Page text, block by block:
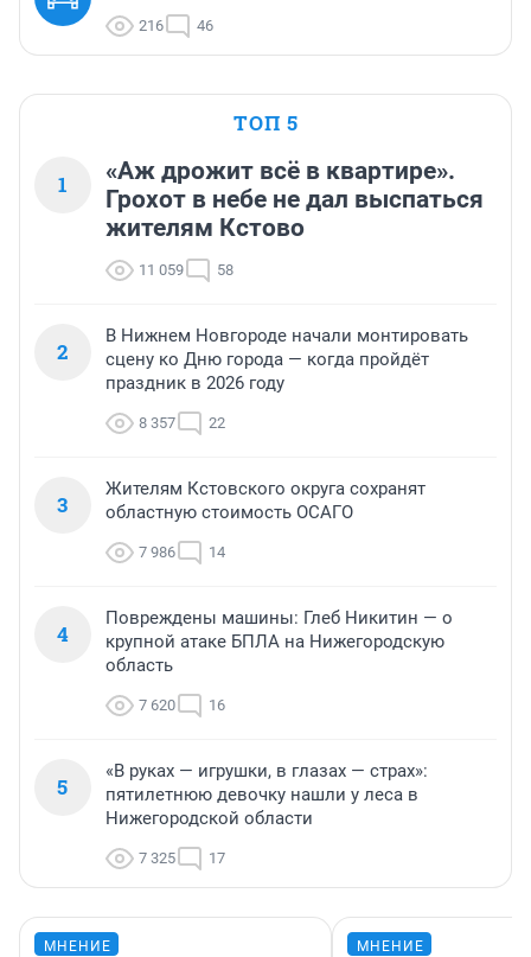
216 46
ТОП 5
1
«Аж дрожит всё в квартире».
Грохот в небе не дал выспаться
жителям Кстово
11 059 58
2
В Нижнем Новгороде начали монтировать
сцену ко Дню города — когда пройдёт
праздник в 2026 году
8 357 22
3
Жителям Кстовского округа сохранят
областную стоимость ОСАГО
7 986 14
4
Повреждены машины: Глеб Никитин — о
крупной атаке БПЛА на Нижегородскую
область
7 620 16
5
«В руках — игрушки, в глазах — страх»:
пятилетнюю девочку нашли у леса в
Нижегородской области
7 325 17
МНЕНИЕ МНЕНИЕ